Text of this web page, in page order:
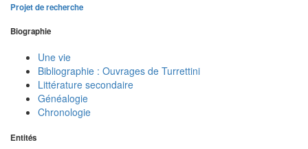
Projet de recherche
Biographie
Une vie
Bibliographie : Ouvrages de Turrettini
Littérature secondaire
Généalogie
Chronologie
Entités